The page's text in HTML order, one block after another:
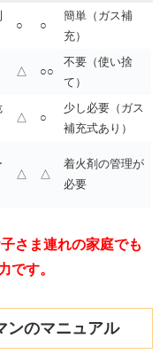
○ ○
簡単（ガス補
充）
△ ○○
不要（使い捨
て）
△ ○
少し必要（ガス
補充式あり）
△ △
着火剤の管理が
必要
さま連れの家庭でも
です。
ンのマニュアル